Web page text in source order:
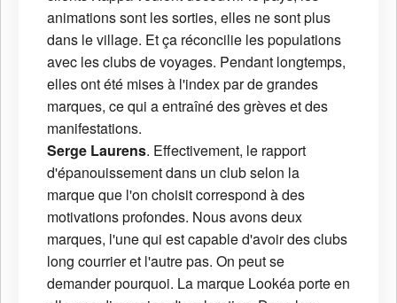
animations sont les sorties, elles ne sont plus
dans le village. Et ça réconcilie les populations
avec les clubs de voyages. Pendant longtemps,
elles ont été mises à l'index par de grandes
marques, ce qui a entraîné des grèves et des
manifestations.
Serge Laurens. Effectivement, le rapport
d'épanouissement dans un club selon la
marque que l'on choisit correspond à des
motivations profondes. Nous avons deux
marques, l'une qui est capable d'avoir des clubs
long courrier et l'autre pas. On peut se
demander pourquoi. La marque Lookéa porte en